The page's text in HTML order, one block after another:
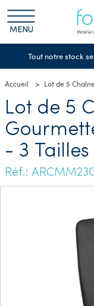
MENU
Tout notre stock
Accueil Lot de 5
Lot de 5
- 3 Tailles
Réf.: